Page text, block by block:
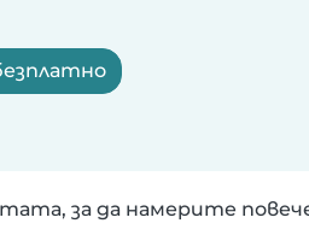
за да намерите